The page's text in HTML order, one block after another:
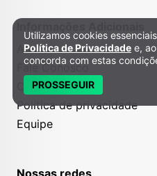
Anuncie
Fale Conosco
Quem somos
Política de privacidade
Equipe
Nossas redes
Política de Privacidade e
Utilizamos cookies
Política de Privacidade e,
concorda com estas
PROSSEGUIR